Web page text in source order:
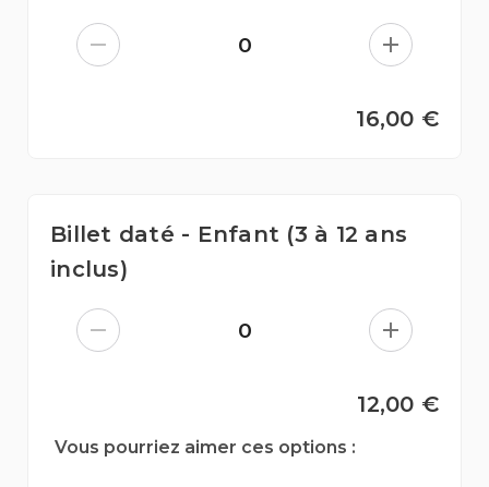
0
16,00 €
Billet daté - Enfant (3 à 12 ans
inclus)
0
12,00 €
Vous pourriez aimer ces options :